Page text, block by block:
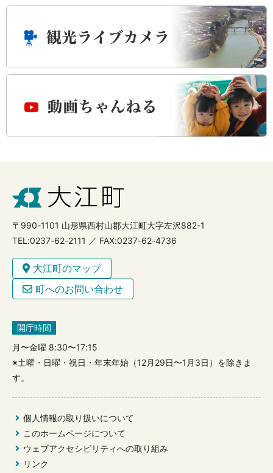
〒990-1101 山形県西村山郡大江町大字左沢882-1
TEL:0237-62-2111 ／ FAX:0237-62-4736
大江町のマップ
町へのお問い合わせ
開庁時間
月〜金曜 8:30〜17:15
※土曜・日曜・祝日・年末年始（12月29日〜1月3日）を除きま
す。
個人情報の取り扱いについて
このホームページについて
ウェブアクセシビリティへの取り組み
リンク